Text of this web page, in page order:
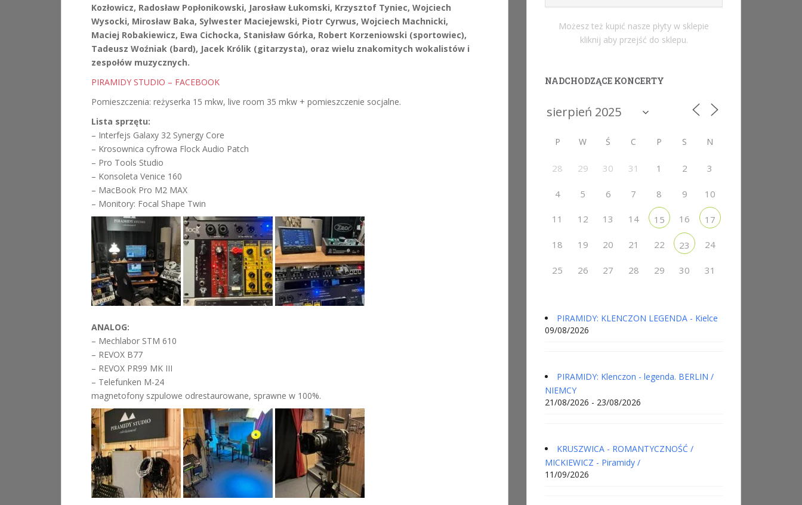
Kozłowicz, Radosław Popłonikowski, Jarosław Łukomski, Krzysztof Tyniec, Wojciech
Wysocki, Mirosław Baka, Sylwester Maciejewski, Piotr Cyrwus, Wojciech Machnicki,
Maciej Robakiewicz, Ewa Cichocka, Stanisław Górka, Robert Korzeniowski (sportowiec),
Tadeusz Woźniak (bard), Jacek Królik (gitarzysta), oraz wielu znakomitych wokalistów i
zespołów muzycznych.
PIRAMIDY STUDIO – FACEBOOK
Pomieszczenia: reżyserka 15 mkw, live room 35 mkw + pomieszczenie socjalne.
Lista sprzętu:
– Interfejs Galaxy 32 Synergy Core
– Krosownica cyfrowa Flock Audio Patch
– Pro Tools Studio
– Konsoleta Venice 160
– MacBook Pro M2 MAX
– Monitory: Focal Shape Twin
ANALOG:
– Mechlabor STM 610
– REVOX B77
– REVOX PR99 MK III
– Telefunken M-24
magnetofony szpulowe odrestaurowane, sprawne w 100%.
Możesz też kupić nasze płyty w sklepie
kliknij aby przejść do sklepu.
NADCHODZĄCE KONCERTY
P W Ś C P S N
28 29 30 31 1 2 3
4 5 6 7 8 9 10
11 12 13 14 15 16 17
18 19 20 21 22 23 24
25 26 27 28 29 30 31
PIRAMIDY: KLENCZON LEGENDA - Kielce
09/08/2026
PIRAMIDY: Klenczon - legenda. BERLIN /
NIEMCY
21/08/2026 - 23/08/2026
KRUSZWICA - ROMANTYCZNOŚĆ /
MICKIEWICZ - Piramidy /
11/09/2026